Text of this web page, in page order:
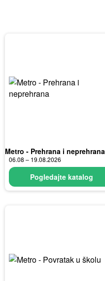
Metro - Prehrana i neprehrana
06.08 – 19.08.2026
Pogledajte katalog